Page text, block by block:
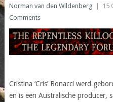
Norman van den Wildenberg 15
Comments
Cristina ‘Cris’ Bonacci werd
en is een Australische producer,